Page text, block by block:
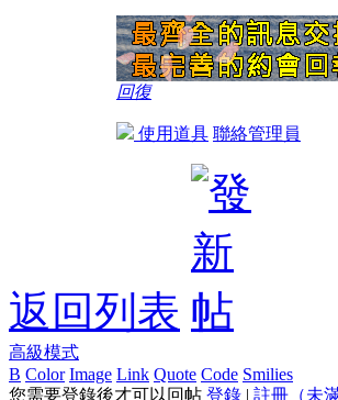
回復
使用道具 聯絡管理員
返回列表
高級模式
B Color Image Link Quote Code Smilies
您需要登錄後才可以回帖 登錄 | 註冊（未